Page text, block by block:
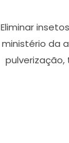
Eliminar
ministério da